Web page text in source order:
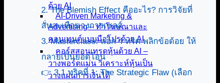
ด้วย AI
AI-Driven Marketing &
Advertising – ทำโฆษณาและ
คอนเทนต์แบบมือโปรด้วย AI
คอร์สสอนเทรดหุ้นด้วย AI –
วางพอร์ตแม่น วิเคราะห์หุ้นเป็น
วางแผนการเงินได้
2. The Blemish Effect คืออะไร? การวิจัยที่
สั่นสะเทือนวงการเซลส์
3. Masterclass: แฮ็ก 4 ทริค พลิกข้อด้อย ให้
กลายเป็นยอดโอน
👉 3.1 ทริคที่ 1: The Strategic Flaw (เลือก